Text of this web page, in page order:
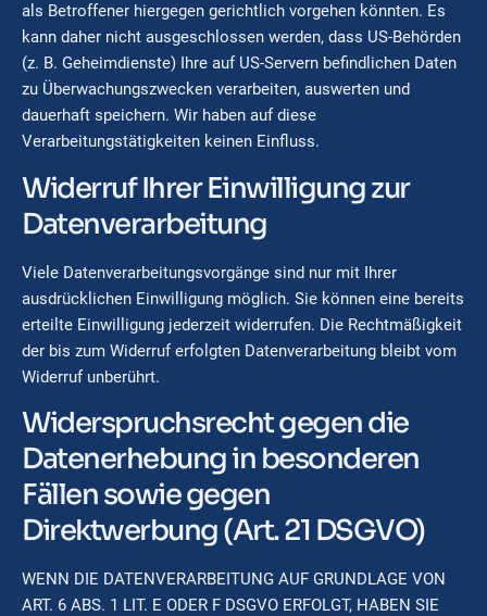
als Betroffener hiergegen gerichtlich vorgehen könnten. Es
kann daher nicht ausgeschlossen werden, dass US-Behörden
(z. B. Geheimdienste) Ihre auf US-Servern befindlichen Daten
zu Überwachungszwecken verarbeiten, auswerten und
dauerhaft speichern. Wir haben auf diese
Verarbeitungstätigkeiten keinen Einfluss.
Widerruf Ihrer Einwilligung zur
Datenverarbeitung
Viele Datenverarbeitungsvorgänge sind nur mit Ihrer
ausdrücklichen Einwilligung möglich. Sie können eine bereits
erteilte Einwilligung jederzeit widerrufen. Die Rechtmäßigkeit
der bis zum Widerruf erfolgten Datenverarbeitung bleibt vom
Widerruf unberührt.
Widerspruchsrecht gegen die
Datenerhebung in besonderen
Fällen sowie gegen
Direktwerbung (Art. 21 DSGVO)
WENN DIE DATENVERARBEITUNG AUF GRUNDLAGE VON
ART. 6 ABS. 1 LIT. E ODER F DSGVO ERFOLGT, HABEN SIE